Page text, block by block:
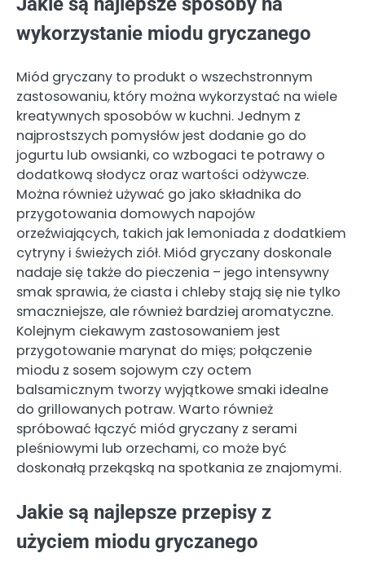
wykorzystanie miodu gryczanego
Miód gryczany to produkt o wszechstronnym
zastosowaniu, który można wykorzystać na wiele
kreatywnych sposobów w kuchni. Jednym z
najprostszych pomysłów jest dodanie go do
jogurtu lub owsianki, co wzbogaci te potrawy o
dodatkową słodycz oraz wartości odżywcze.
Można również używać go jako składnika do
przygotowania domowych napojów
orzeźwiających, takich jak lemoniada z dodatkiem
cytryny i świeżych ziół. Miód gryczany doskonale
nadaje się także do pieczenia – jego intensywny
smak sprawia, że ciasta i chleby stają się nie tylko
smaczniejsze, ale również bardziej aromatyczne.
Kolejnym ciekawym zastosowaniem jest
przygotowanie marynat do mięs; połączenie
miodu z sosem sojowym czy octem
balsamicznym tworzy wyjątkowe smaki idealne
do grillowanych potraw. Warto również
spróbować łączyć miód gryczany z serami
pleśniowymi lub orzechami, co może być
doskonałą przekąską na spotkania ze znajomymi.
Jakie są najlepsze przepisy z
użyciem miodu gryczanego